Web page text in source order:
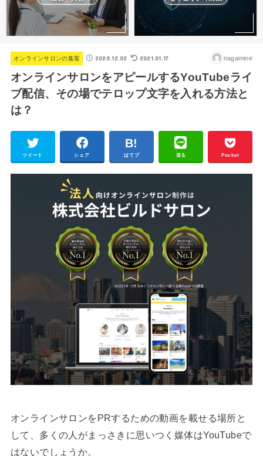
オンラインサロンの集客 2020.12.02 2021.01.17 nagamine
オンラインサロンをアピールするYouTubeライ
ブ配信、その場でテロップ文字を入れる方法と
は？
ツイート シェア はてブ 送る Pocket
オンラインサロンをPRするための動画を載せる場所と
して、多くの人がまっさきに思いつく媒体はYouTubeで
はないでしょうか。